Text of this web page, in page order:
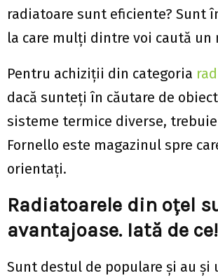
radiatoare sunt eficiente? Sunt
la care mulți dintre voi caută un
Pentru achiziții din categoria
dacă sunteți în căutare de
sisteme termice diverse,
Fornello este magazinul spre
orientați.
Radiatoarele din oțel
avantajoase. Iată de ce!
Sunt destul de populare și au și